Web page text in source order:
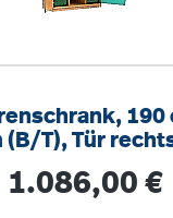
190
(B/T), Tür
Regulärer Preis:
1.086,00 €